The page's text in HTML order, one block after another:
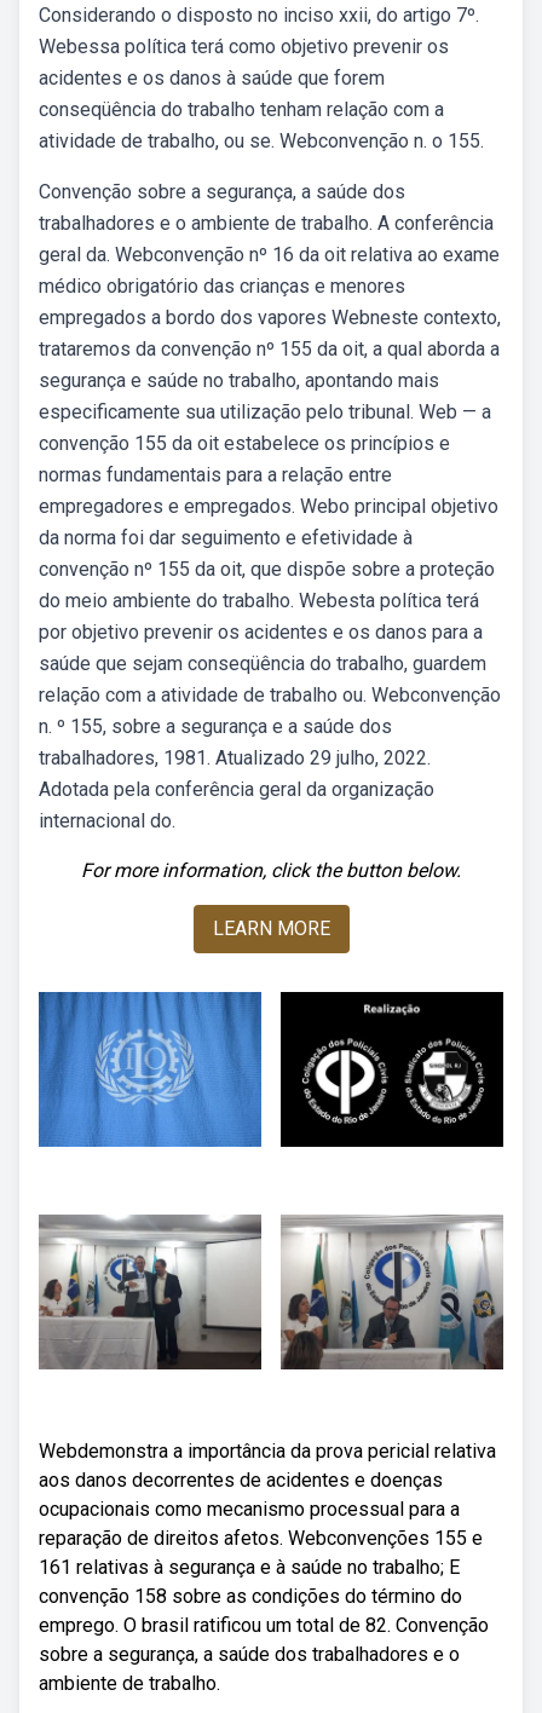
Considerando o disposto no inciso xxii, do artigo 7º.
Webessa política terá como objetivo prevenir os
acidentes e os danos à saúde que forem
conseqüência do trabalho tenham relação com a
atividade de trabalho, ou se. Webconvenção n. o 155.
Convenção sobre a segurança, a saúde dos
trabalhadores e o ambiente de trabalho. A conferência
geral da. Webconvenção nº 16 da oit relativa ao exame
médico obrigatório das crianças e menores
empregados a bordo dos vapores Webneste contexto,
trataremos da convenção nº 155 da oit, a qual aborda a
segurança e saúde no trabalho, apontando mais
especificamente sua utilização pelo tribunal. Web — a
convenção 155 da oit estabelece os princípios e
normas fundamentais para a relação entre
empregadores e empregados. Webo principal objetivo
da norma foi dar seguimento e efetividade à
convenção nº 155 da oit, que dispõe sobre a proteção
do meio ambiente do trabalho. Webesta política terá
por objetivo prevenir os acidentes e os danos para a
saúde que sejam conseqüência do trabalho, guardem
relação com a atividade de trabalho ou. Webconvenção
n. º 155, sobre a segurança e a saúde dos
trabalhadores, 1981. Atualizado 29 julho, 2022.
Adotada pela conferência geral da organização
internacional do.
For more information, click the button below.
LEARN MORE
Webdemonstra a importância da prova pericial relativa
aos danos decorrentes de acidentes e doenças
ocupacionais como mecanismo processual para a
reparação de direitos afetos. Webconvenções 155 e
161 relativas à segurança e à saúde no trabalho; E
convenção 158 sobre as condições do término do
emprego. O brasil ratificou um total de 82. Convenção
sobre a segurança, a saúde dos trabalhadores e o
ambiente de trabalho.